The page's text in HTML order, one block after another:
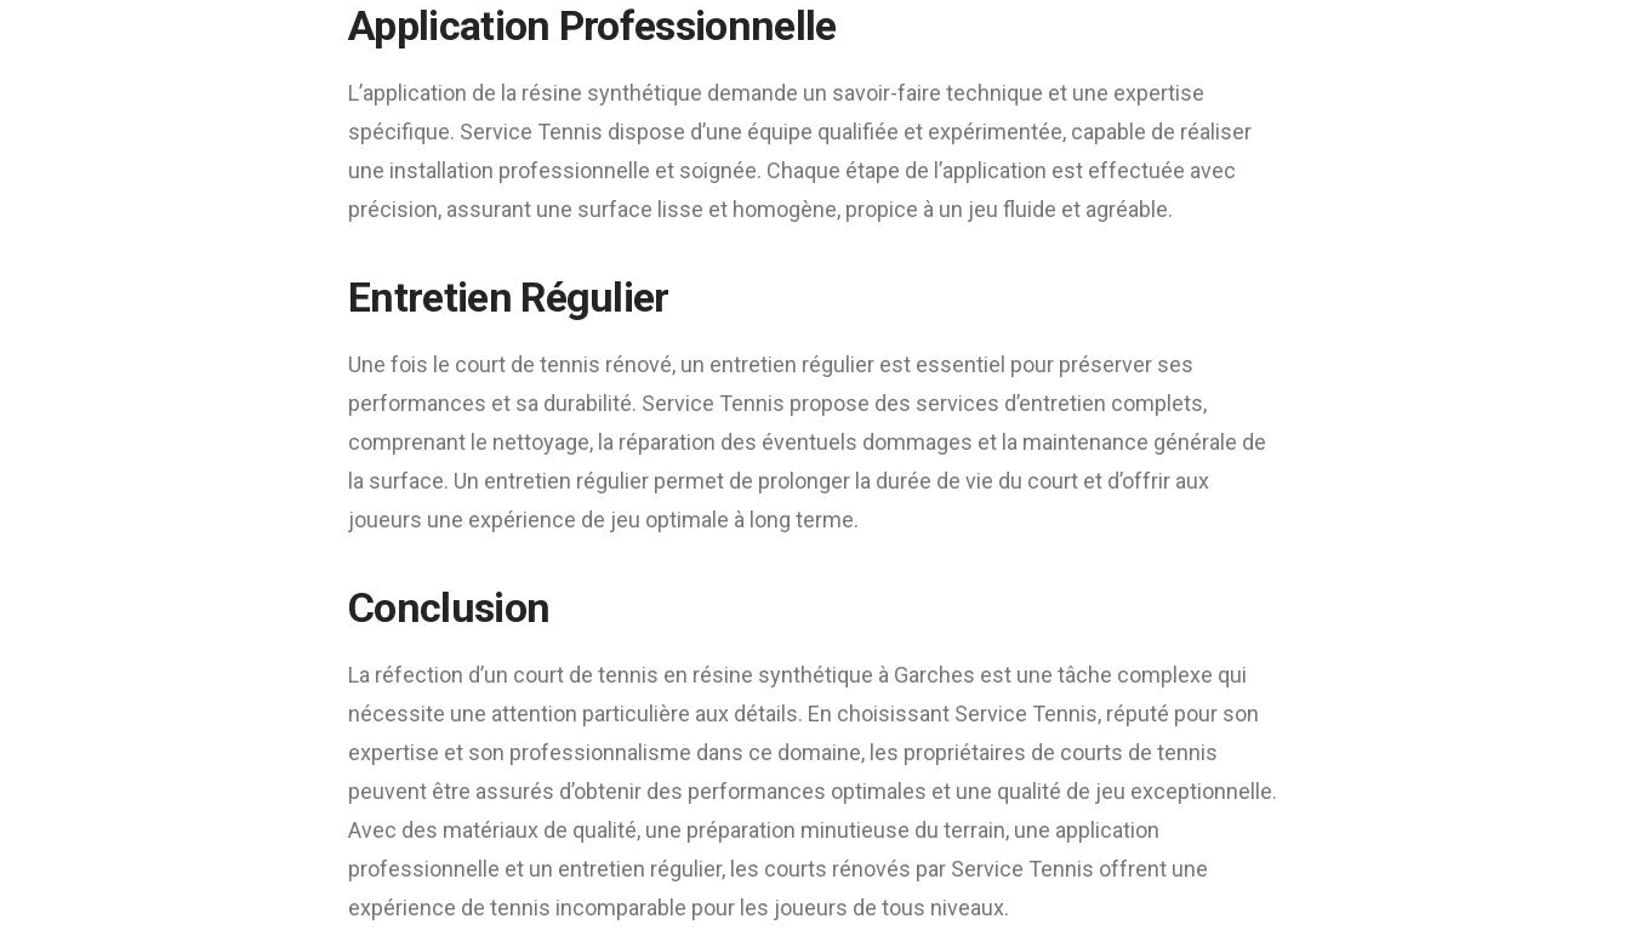
Application Professionnelle
L’application de la résine synthétique demande un savoir-faire technique et une expertise
spécifique. Service Tennis dispose d’une équipe qualifiée et expérimentée, capable de réaliser
une installation professionnelle et soignée. Chaque étape de l’application est effectuée avec
précision, assurant une surface lisse et homogène, propice à un jeu fluide et agréable.
Entretien Régulier
Une fois le court de tennis rénové, un entretien régulier est essentiel pour préserver ses
performances et sa durabilité. Service Tennis propose des services d’entretien complets,
comprenant le nettoyage, la réparation des éventuels dommages et la maintenance générale de
la surface. Un entretien régulier permet de prolonger la durée de vie du court et d’offrir aux
joueurs une expérience de jeu optimale à long terme.
Conclusion
La réfection d’un court de tennis en résine synthétique à Garches est une tâche complexe qui
nécessite une attention particulière aux détails. En choisissant Service Tennis, réputé pour son
expertise et son professionnalisme dans ce domaine, les propriétaires de courts de tennis
peuvent être assurés d’obtenir des performances optimales et une qualité de jeu exceptionnelle.
Avec des matériaux de qualité, une préparation minutieuse du terrain, une application
professionnelle et un entretien régulier, les courts rénovés par Service Tennis offrent une
expérience de tennis incomparable pour les joueurs de tous niveaux.